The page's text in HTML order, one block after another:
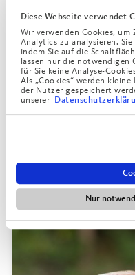
Diese Webseite verwendet
Wir verwenden Cookies,
Analytics zu analysieren.
indem Sie auf die
lassen nur die notwendigen
für Sie keine Analyse-
Als „Cookies“ werden
der Nutzer gespeichert
unserer
Nur
Mehr
Augustinum
Mit dem neuen Ford
Schritt hin zu mehr
für unsere